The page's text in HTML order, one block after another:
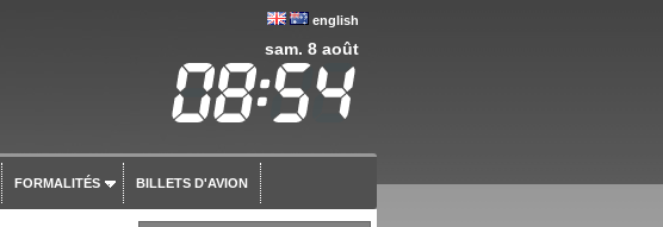
english
sam. 8 août
FORMALITÉS BILLETS D'AVION